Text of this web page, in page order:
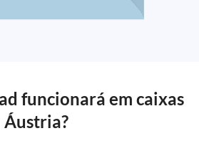
funcionará em caixas